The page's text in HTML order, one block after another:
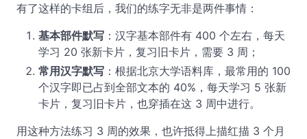
有了这样的卡组后，我们的练字无非是两件事情：
基本部件默写 ：汉字基本部件有 400 个左右，每天
学习 20 张新卡片，复习旧卡片，需要 3 周；
常用汉字默写 ：根据北京大学语料库，最常用的 100
个汉字即已占到全部文本的 40%，每天学习 5 张新
卡片，复习旧卡片，也穿插在这 3 周中进行。
用这种方法练习 3 周的效果，也许抵得上描红描 3 个月